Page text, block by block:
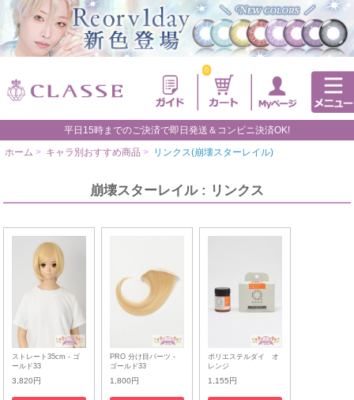
0
平日15時までのご決済で即日発送＆コンビニ決済OK!
ホーム > キャラ別おすすめ商品 > リンクス(崩壊スターレイル)
崩壊スターレイル : リンクス
ストレート35cm - ゴ
ールド33
3,820円
PRO 分け目パーツ -
ゴールド33
1,800円
ポリエステルダイ オ
レンジ
1,155円